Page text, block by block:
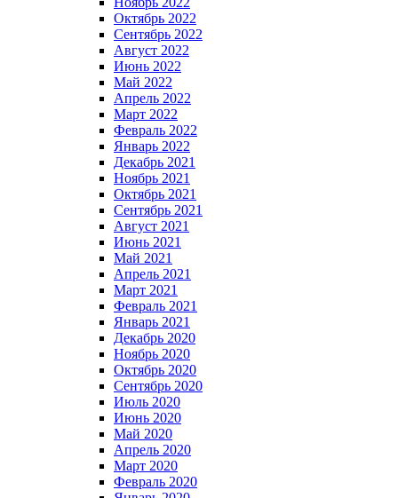
Октябрь 2022
Сентябрь 2022
Август 2022
Июнь 2022
Май 2022
Апрель 2022
Март 2022
Февраль 2022
Январь 2022
Декабрь 2021
Ноябрь 2021
Октябрь 2021
Сентябрь 2021
Август 2021
Июнь 2021
Май 2021
Апрель 2021
Март 2021
Февраль 2021
Январь 2021
Декабрь 2020
Ноябрь 2020
Октябрь 2020
Сентябрь 2020
Июль 2020
Июнь 2020
Май 2020
Апрель 2020
Март 2020
Февраль 2020